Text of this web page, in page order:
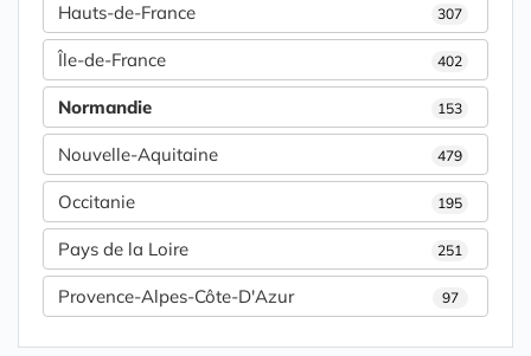
Hauts-de-France 307
Île-de-France 402
Normandie 153
Nouvelle-Aquitaine 479
Occitanie 195
Pays de la Loire 251
Provence-Alpes-Côte-D'Azur 97